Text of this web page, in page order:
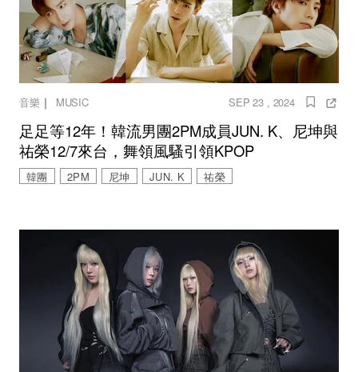
音樂 ｜ MUSIC SEP 23 , 2024
足足等12年！韓流男團2PM成員JUN. K、尼坤與
祐榮12/7來台，舞領風騷引領KPOP
韓團 2PM 尼坤 JUN. K 祐榮